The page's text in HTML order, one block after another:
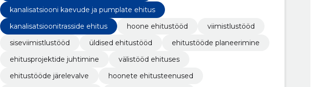
kanalisatsiooni kaevude ja pumplate ehitus
kanalisatsioonitrasside ehitus
hoone ehitustööd
viimistlustööd
siseviimistlustööd
üldised ehitustööd
ehitustööde planeerimine
ehitusprojektide juhtimine
välistööd ehituses
ehitustööde järelevalve
hoonete ehitusteenused